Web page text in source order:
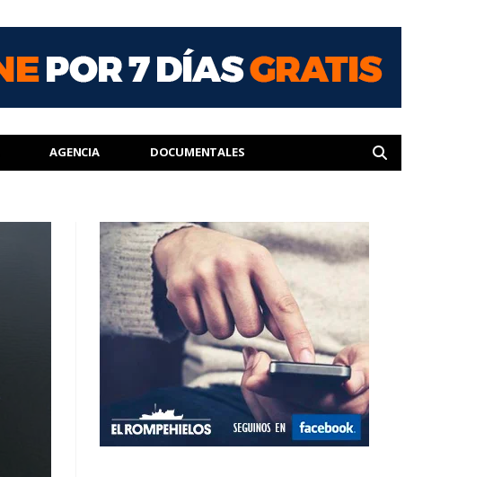
AGENCIA DOCUMENTALES